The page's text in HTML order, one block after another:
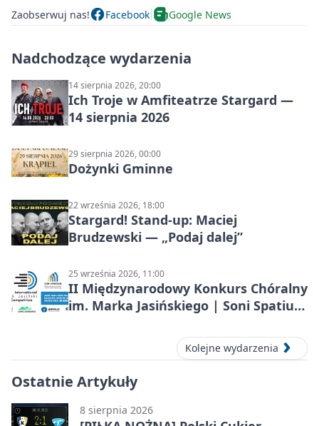
Zaobserwuj nas! Facebook Google News
Nadchodzące wydarzenia
14 sierpnia 2026, 20:00
Ich Troje w Amfiteatrze Stargard —
14 sierpnia 2026
29 sierpnia 2026, 00:00
Dożynki Gminne
22 września 2026, 18:00
Stargard! Stand-up: Maciej
Brudzewski — „Podaj dalej”
25 września 2026, 11:00
II Międzynarodowy Konkurs Chóralny
im. Marka Jasińskiego | Soni Spatium
Kolejne wydarzenia
Ostatnie Artykuły
8 sierpnia 2026